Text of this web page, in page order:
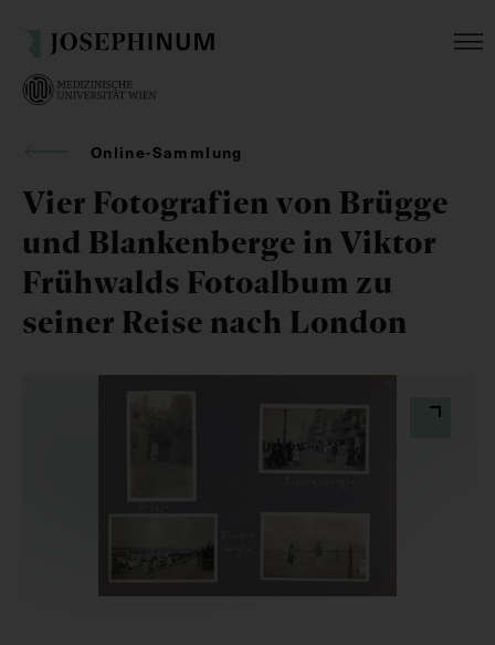
Online-Sammlung
Vier Fotografien von Brügge
und Blankenberge in Viktor
Frühwalds Fotoalbum zu
seiner Reise nach London